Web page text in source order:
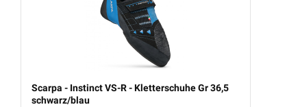
Scarpa - Instinct VS-R - Kletterschuhe Gr 36,5
schwarz/blau